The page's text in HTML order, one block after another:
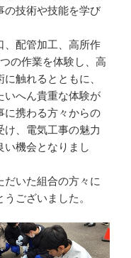
の技術や技能を学び
、配管加工、高所作
の作業を体験し、高
触れるとともに、
いへん貴重な体験が
に携わる方々からの
、電気工事の魅力
い機会となりまし
だいた組合の方々に
ございました。